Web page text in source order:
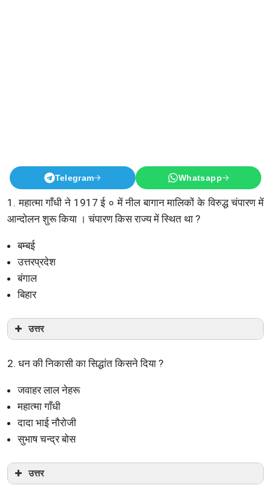
Telegram Whatsapp
1. महात्मा गाँधी ने 1917 ई ० में नील बागान मालिकों के विरुद्ध चंपारण में
आन्दोलन शुरू किया । चंपारण किस राज्य में स्थित था ?
बम्बई
उत्तरप्रदेश
बंगाल
बिहार
उत्तर
2. धन की निकासी का सिद्धांत किसने दिया ?
जवाहर लाल नेहरू
महात्मा गाँधी
दादा भाई नौरोजी
सुभाष चन्द्र बोस
उत्तर